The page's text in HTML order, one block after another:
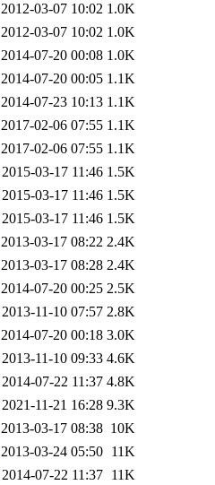
2012-03-07 10:02 1.0K
2012-03-07 10:02 1.0K
2014-07-20 00:08 1.0K
2014-07-20 00:05 1.1K
2014-07-23 10:13 1.1K
2017-02-06 07:55 1.1K
2017-02-06 07:55 1.1K
2015-03-17 11:46 1.5K
2015-03-17 11:46 1.5K
2015-03-17 11:46 1.5K
2013-03-17 08:22 2.4K
2013-03-17 08:28 2.4K
2014-07-20 00:25 2.5K
2013-11-10 07:57 2.8K
2014-07-20 00:18 3.0K
2013-11-10 09:33 4.6K
2014-07-22 11:37 4.8K
2021-11-21 16:28 9.3K
2013-03-17 08:38 10K
2013-03-24 05:50 11K
2014-07-22 11:37 11K